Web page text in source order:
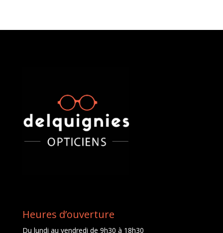
Heures d’ouverture
Du lundi au vendredi de 9h30 à 18h30